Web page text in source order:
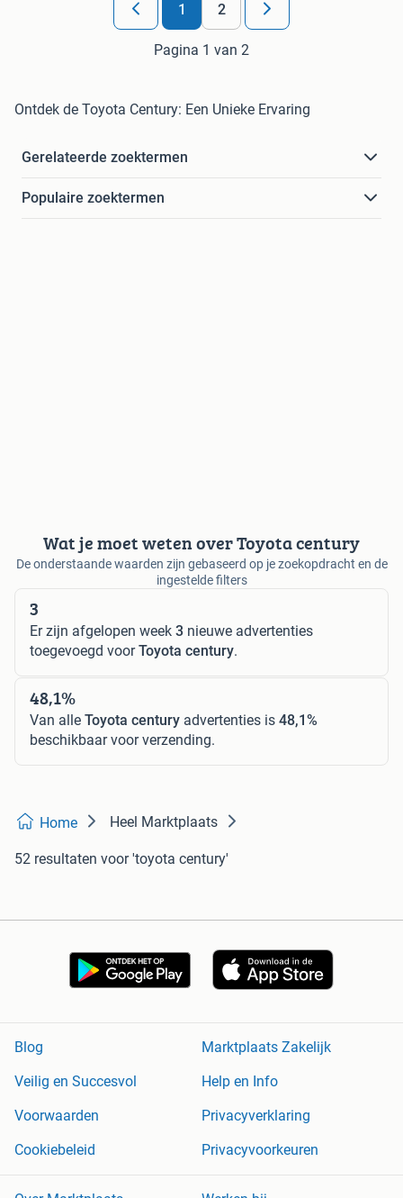
1 2
Pagina 1 van 2
Ontdek de Toyota Century: Een Unieke Ervaring
Gerelateerde zoektermen
Populaire zoektermen
Wat je moet weten over Toyota century
De onderstaande waarden zijn gebaseerd op je zoekopdracht en de
ingestelde filters
3
Er zijn afgelopen week 3 nieuwe advertenties
toegevoegd voorToyota century.
48,1%
Van alle Toyota century advertenties is 48,1%
beschikbaar voor verzending.
Home Heel Marktplaats
52 resultaten voor 'toyota century'
Blog
Marktplaats Zakelijk
Veilig en Succesvol
Help en Info
Voorwaarden
Privacyverklaring
Cookiebeleid
Privacyvoorkeuren